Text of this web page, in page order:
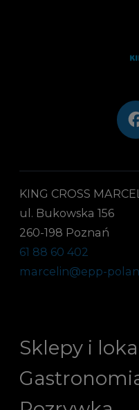
KING CROSS
ul. Bukowska 156
260-198 Poznań
61 88 60 402
marcelin@epp-
Sklepy i